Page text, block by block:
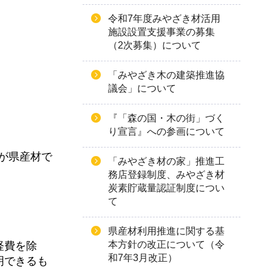
県産材で
費を除
できるも
令和7年度みやざき材活用
施設設置支援事業の募集
（2次募集）について
「みやざき木の建築推進協
議会」について
『「森の国・木の街」づく
り宣言』への参画について
「みやざき材の家」推進工
務店登録制度、みやざき材
炭素貯蔵量認証制度につい
て
県産材利用推進に関する基
本方針の改正について（令
和7年3月改正）